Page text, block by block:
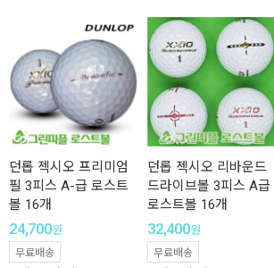
던롭 젝시오 프리미엄
필 3피스 A-급 로스트
볼 16개
24,700원
무료배송
던롭 젝시오 리바운드
드라이브볼 3피스 A급
로스트볼 16개
32,400원
무료배송